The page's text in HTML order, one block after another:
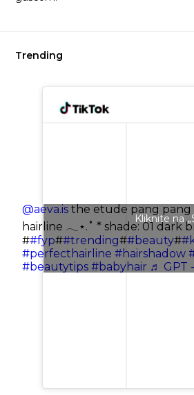
Trending
@aeva.isthe etude pang pang
hairline 𓂃⋆.˚ * shade: 01 dark
##fyp##trending##beauty#
#perfecthairline #hairshadow
#beautytips #babyhair ♬ GPT
Kliknite na